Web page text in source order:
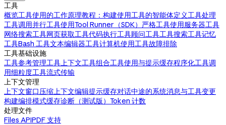
工具
概览工具使用的工作原理教程：构建使用工具的智能体定义工具处理
工具调用并行工具使用Tool Runner（SDK） 严格工具使用服务器工具
网络搜索工具网页获取工具代码执行工具顾问工具工具搜索工具记忆
工具Bash 工具文本编辑器工具计算机使用工具故障排除
工具基础设施
工具参考管理工具上下文工具组合工具使用与提示缓存程序化工具调
用细粒度工具流式传输
上下文管理
上下文窗口压缩上下文编辑提示缓存对话中途的系统消息与工具变更
构建编排模式缓存诊断（测试版） Token 计数
处理文件
Files APIPDF 支持